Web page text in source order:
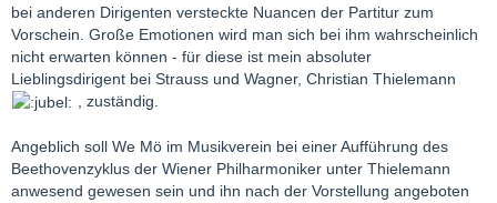
bei anderen Dirigenten versteckte Nuancen der Partitur zum
Vorschein. Große Emotionen wird man sich bei ihm wahrscheinlich
nicht erwarten können - für diese ist mein absoluter
Lieblingsdirigent bei Strauss und Wagner, Christian Thielemann
, zuständig.
Angeblich soll We Mö im Musikverein bei einer Aufführung des
Beethovenzyklus der Wiener Philharmoniker unter Thielemann
anwesend gewesen sein und ihn nach der Vorstellung angeboten